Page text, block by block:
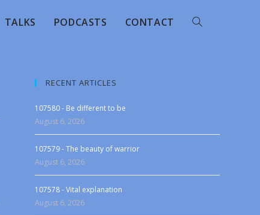
TALKS PODCASTS CONTACT
RECENT ARTICLES
107580 - Be different to be
August 6, 2026
107579 - The beauty of warrior
August 6, 2026
107578 - Vital explanation
August 6, 2026